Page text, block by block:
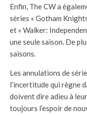
Enfin, The CW a
séries « Gotham
et « Walker:
une seule saison. De
saisons.
Les annulations de
l’incertitude qui règne
doivent dire adieu à
toujours l’espoir de